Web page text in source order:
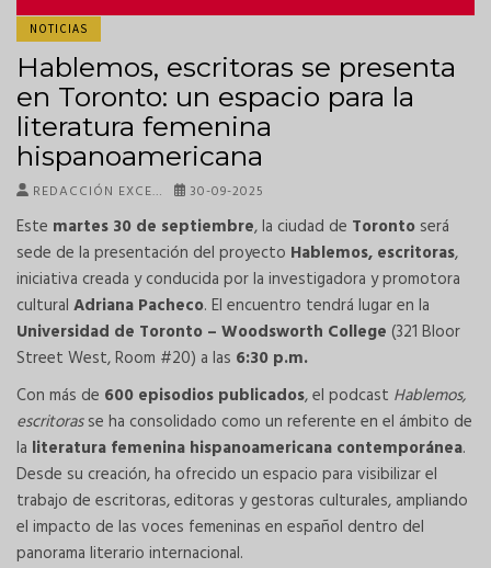
NOTICIAS
Hablemos, escritoras se presenta
en Toronto: un espacio para la
literatura femenina
hispanoamericana
REDACCIÓN EXCE… 30-09-2025
Este martes 30 de septiembre, la ciudad de Toronto será
sede de la presentación del proyecto Hablemos, escritoras,
iniciativa creada y conducida por la investigadora y promotora
cultural Adriana Pacheco. El encuentro tendrá lugar en la
Universidad de Toronto – Woodsworth College (321 Bloor
Street West, Room #20) a las 6:30 p.m.
Con más de 600 episodios publicados, el podcast Hablemos,
escritorasse ha consolidado como un referente en el ámbito de
la literatura femenina hispanoamericana contemporánea.
Desde su creación, ha ofrecido un espacio para visibilizar el
trabajo de escritoras, editoras y gestoras culturales, ampliando
el impacto de las voces femeninas en español dentro del
panorama literario internacional.